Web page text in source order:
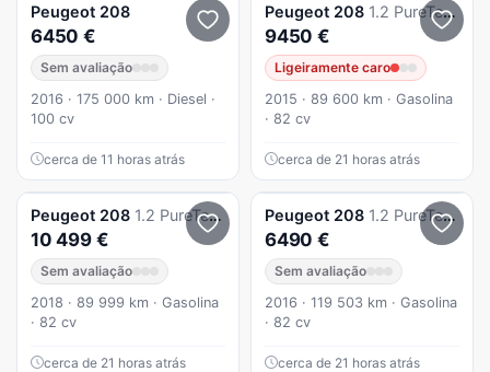
Peugeot 208
6450 €
Sem avaliação
2016 · 175 000 km · Diesel ·
100 cv
cerca de 11 horas atrás
Peugeot 208 1.2 PureTech Signature
9450 €
Ligeiramente caro
2015 · 89 600 km · Gasolina
· 82 cv
cerca de 21 horas atrás
Peugeot 208 1.2 PureTech Signature
10 499 €
Sem avaliação
2018 · 89 999 km · Gasolina
· 82 cv
cerca de 21 horas atrás
Peugeot 208 1.2 PureTech Allure
6490 €
Sem avaliação
2016 · 119 503 km · Gasolina
· 82 cv
cerca de 21 horas atrás